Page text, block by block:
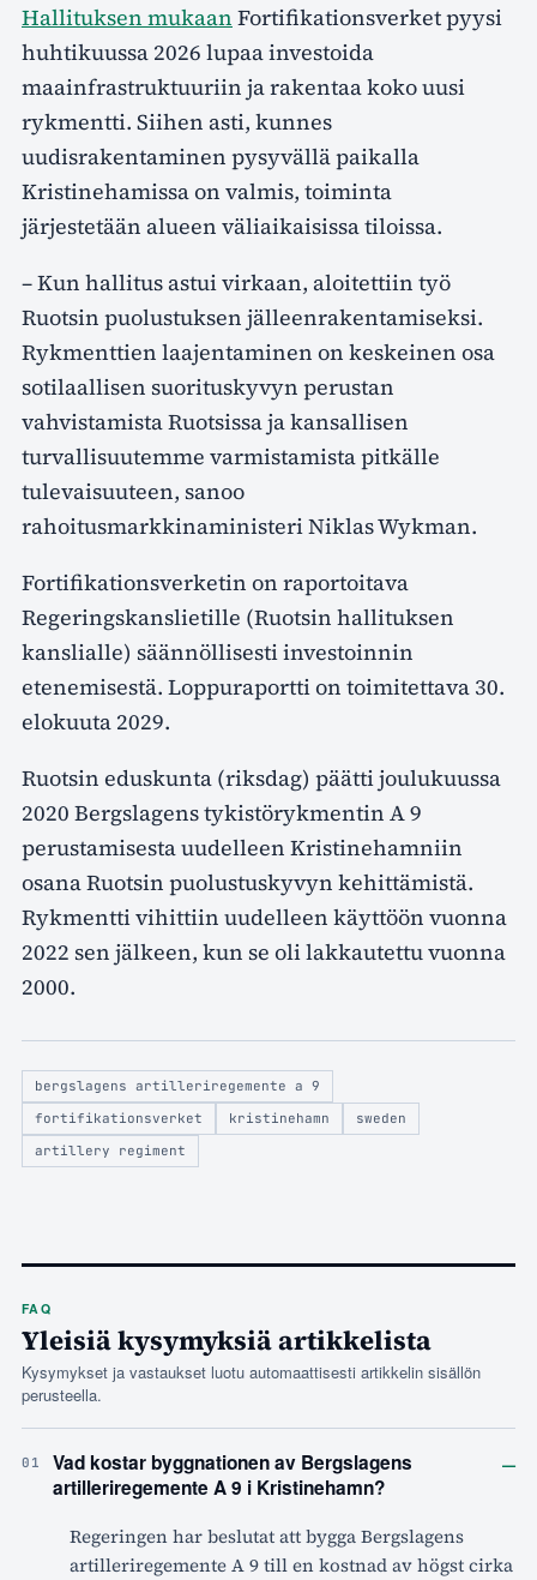
Hallituksen mukaan Fortifikationsverket pyysi
huhtikuussa 2026 lupaa investoida
maainfrastruktuuriin ja rakentaa koko uusi
rykmentti. Siihen asti, kunnes
uudisrakentaminen pysyvällä paikalla
Kristinehamissa on valmis, toiminta
järjestetään alueen väliaikaisissa tiloissa.
– Kun hallitus astui virkaan, aloitettiin työ
Ruotsin puolustuksen jälleenrakentamiseksi.
Rykmenttien laajentaminen on keskeinen osa
sotilaallisen suorituskyvyn perustan
vahvistamista Ruotsissa ja kansallisen
turvallisuutemme varmistamista pitkälle
tulevaisuuteen, sanoo
rahoitusmarkkinaministeri Niklas Wykman.
Fortifikationsverketin on raportoitava
Regeringskanslietille (Ruotsin hallituksen
kanslialle) säännöllisesti investoinnin
etenemisestä. Loppuraportti on toimitettava 30.
elokuuta 2029.
Ruotsin eduskunta (riksdag) päätti joulukuussa
2020 Bergslagens tykistörykmentin A 9
perustamisesta uudelleen Kristinehamniin
osana Ruotsin puolustuskyvyn kehittämistä.
Rykmentti vihittiin uudelleen käyttöön vuonna
2022 sen jälkeen, kun se oli lakkautettu vuonna
2000.
bergslagens artilleriregemente a 9
fortifikationsverket
kristinehamn
sweden
artillery regiment
FAQ
Yleisiä kysymyksiä artikkelista
Kysymykset ja vastaukset luotu automaattisesti artikkelin sisällön
perusteella.
01
Vad kostar byggnationen av Bergslagens
artilleriregemente A 9 i Kristinehamn?
–
Regeringen har beslutat att bygga Bergslagens
artilleriregemente A 9 till en kostnad av högst cirka